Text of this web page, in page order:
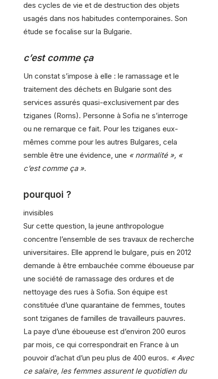
des cycles de vie et de destruction des objets
usagés dans nos habitudes contemporaines. Son
étude se focalise sur la Bulgarie.
c’est comme ça
Un constat s’impose à elle : le ramassage et le
traitement des déchets en Bulgarie sont des
services assurés quasi-exclusivement par des
tziganes (Roms). Personne à Sofia ne s’interroge
ou ne remarque ce fait. Pour les tziganes eux-
mêmes comme pour les autres Bulgares, cela
semble être une évidence, une « normalité », «
c’est comme ça ».
pourquoi ?
invisibles
Sur cette question, la jeune anthropologue
concentre l’ensemble de ses travaux de recherche
universitaires. Elle apprend le bulgare, puis en 2012
demande à être embauchée comme éboueuse par
une société de ramassage des ordures et de
nettoyage des rues à Sofia. Son équipe est
constituée d’une quarantaine de femmes, toutes
sont tziganes de familles de travailleurs pauvres.
La paye d’une éboueuse est d’environ 200 euros
par mois, ce qui correspondrait en France à un
pouvoir d’achat d’un peu plus de 400 euros. « Avec
ce salaire, les femmes assurent le quotidien du